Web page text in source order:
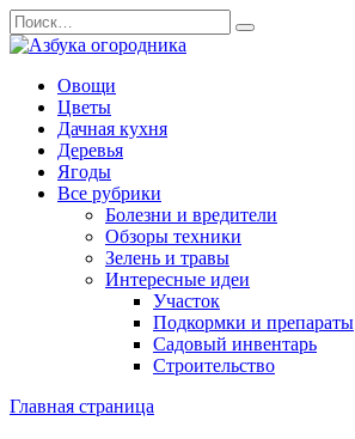
Перейти
к
содержанию
Search
for:
Овощи
Цветы
Дачная кухня
Деревья
Ягоды
Все рубрики
Болезни и вредители
Обзоры техники
Зелень и травы
Интересные идеи
Участок
Подкормки и препараты
Садовый инвентарь
Строительство
Главная страница